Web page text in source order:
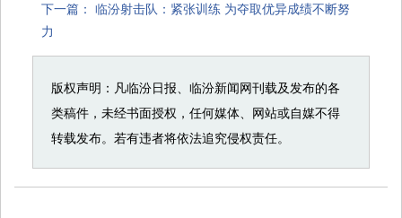
下一篇： 临汾射击队：紧张训练 为夺取优异成绩不断努
力
版权声明：凡临汾日报、临汾新闻网刊载及发布的各
类稿件，未经书面授权，任何媒体、网站或自媒不得
转载发布。若有违者将依法追究侵权责任。